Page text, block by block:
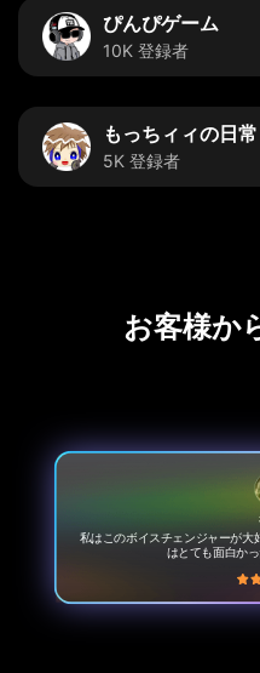
ぴんぴゲーム
10K 登録者
もっちィィの日常
5K 登録者
お客様か
私はこのボイスチェンジャーが大
はとても面白か